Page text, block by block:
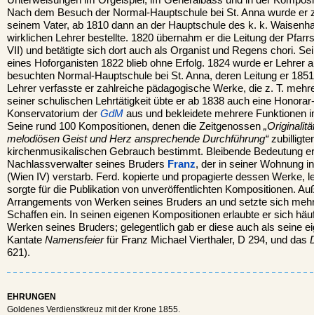
Nach dem Besuch der Normal-Hauptschule bei St. Anna wurde er
seinem Vater, ab 1810 dann an der Hauptschule des k. k.
wirklichen Lehrer bestellte. 1820 übernahm er die Leitung der
VII) und betätigte sich dort auch als Organist und Regens chori.
eines Hoforganisten 1822 blieb ohne Erfolg. 1824 wurde er Lehrer
besuchten Normal-Hauptschule bei St. Anna, deren Leitung er
Lehrer verfasste er zahlreiche pädagogische Werke, die z. T.
seiner schulischen Lehrtätigkeit übte er ab 1838 auch eine
Konservatorium der GdM aus und bekleidete mehrere Funktionen
Seine rund 100 Kompositionen, denen die Zeitgenossen
melodiösen Geist und Herz ansprechende Durchführung“
kirchenmusikalischen Gebrauch bestimmt. Bleibende Bedeutung
Nachlassverwalter seines Bruders Franz, der in seiner Wohnung
(Wien IV) verstarb. Ferd. kopierte und propagierte dessen Werke,
sorgte für die Publikation von unveröffentlichten Kompositionen.
Arrangements von Werken seines Bruders an und setzte sich
Schaffen ein. In seinen eigenen Kompositionen erlaubte er sich
Werken seines Bruders; gelegentlich gab er diese auch als seine
Kantate Namensfeierfür Franz Michael Vierthaler, D 294, und das
621).
EHRUNGEN
Goldenes Verdienstkreuz mit der Krone 1855.